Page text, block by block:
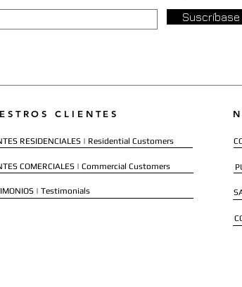
Suscríbase
CLIENTES
RESIDENCIALES | Residential Customers
COMERCIALES | Commercial Customers
| Testimonials